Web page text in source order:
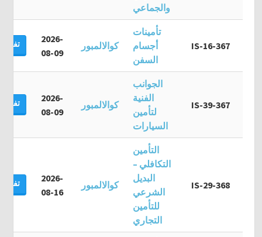
والجماعي
IS-16-367
تأمينات
أجسام
السفن
كوالالمبور
2026-
08-09
IS-39-367
الجوانب
الفنية
لتأمين
السيارات
كوالالمبور
2026-
08-09
IS-29-368
التأمين
التكافلي –
البديل
الشرعي
للتأمين
التجاري
كوالالمبور
2026-
08-16